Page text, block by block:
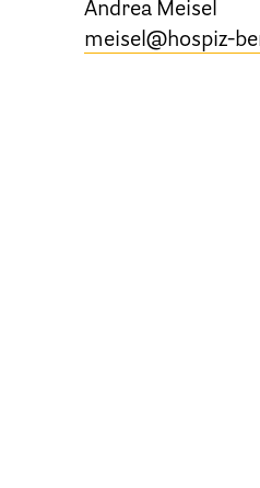
Andrea Meisel
meisel@hospiz-